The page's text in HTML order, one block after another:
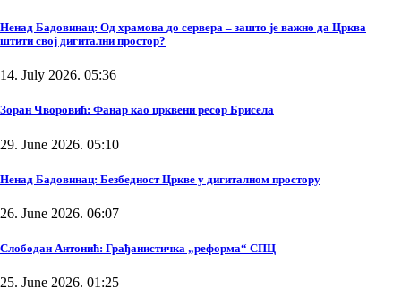
Ненад Бадовинац: Од храмова до сервера – зашто је важно да Црква
штити свој дигитални простор?
14. July 2026. 05:36
Зоран Чворовић: Фанар као црквени ресор Брисела
29. June 2026. 05:10
Ненад Бадовинац: Безбедност Цркве у дигиталном простору
26. June 2026. 06:07
Слободан Антонић: Грађанистичка „реформа“ СПЦ
25. June 2026. 01:25